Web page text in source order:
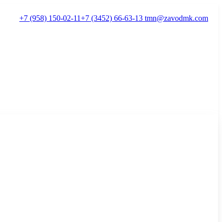
+7 (958) 150-02-11+7 (3452) 66-63-13 tmn@zavodmk.com